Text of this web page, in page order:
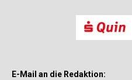
E-Mail an die Redaktion: